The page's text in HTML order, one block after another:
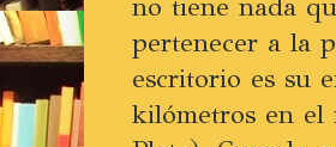
pertenecer a la
escritorio es su
kilómetros en el